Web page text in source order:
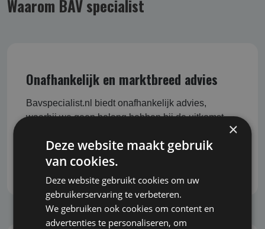
Waarom BAV specialist
Onafhankelijk en marktbreed advies
Bavspecialist.nl biedt onafhankelijk advies,
waarbij we geen belang hebben bij de uitkomst
objectieve en eerlijke begeleiding bij het nemen
van belangrijke beslissingen.
×
Deze website maakt gebruik
van cookies.
Deze website gebruikt cookies om uw
gebruikerservaring te verbeteren.
We gebruiken ook cookies om content en
advertenties te personaliseren, om